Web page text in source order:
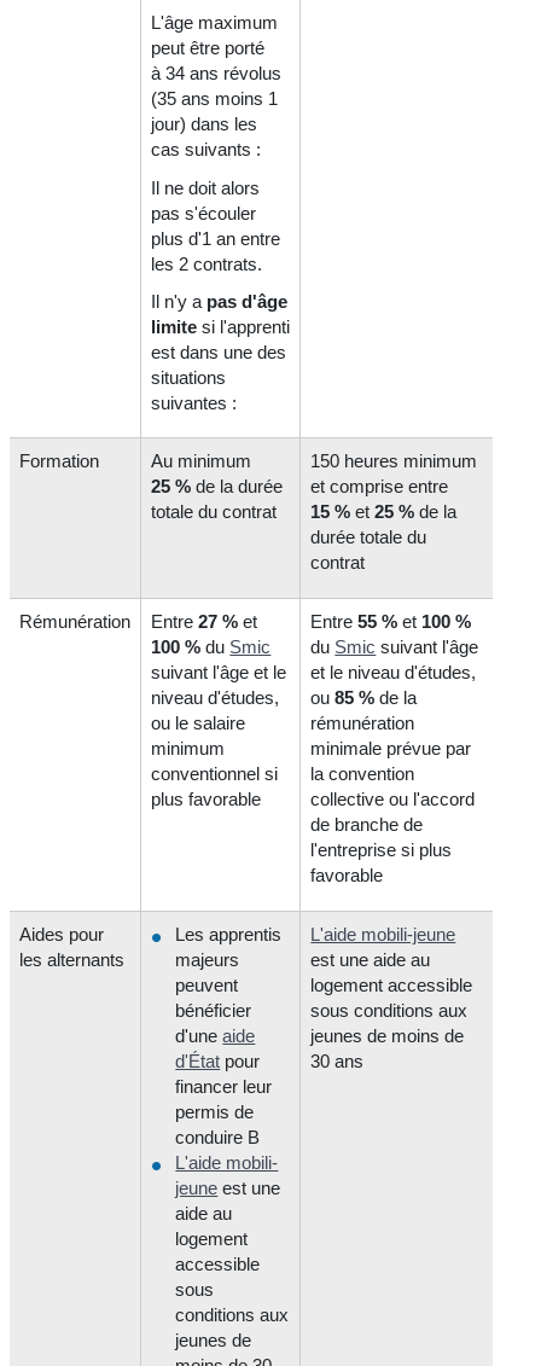
L'âge maximum
peut être porté
à 34 ans révolus
(35 ans moins 1
jour) dans les
cas suivants :
Il ne doit alors
pas s'écouler
plus d'1 an entre
les 2 contrats.
Il n'y a pas d'âge
limite si l'apprenti
est dans une des
situations
suivantes :
Formation
Au minimum
25 % de la durée
totale du contrat
150 heures minimum
et comprise entre
15 % et25 % de la
durée totale du
contrat
Rémunération Entre27 % et
100 % du Smic
suivant l'âge et le
niveau d'études,
ou le salaire
minimum
conventionnel si
plus favorable
Entre55 % et 100 %
du Smic suivant l'âge
et le niveau d'études,
ou85 % de la
rémunération
minimale prévue par
la convention
collective ou l'accord
de branche de
l'entreprise si plus
favorable
Aides pour
les alternants
Les apprentis
majeurs
peuvent
bénéficier
d'uneaide
d'État pour
financer leur
permis de
conduire B
L'aide mobili-
jeune est une
aide au
logement
accessible
sous
conditions aux
jeunes de
L'aide mobili-jeune
est une aide au
logement accessible
sous conditions aux
jeunes de moins de
30 ans